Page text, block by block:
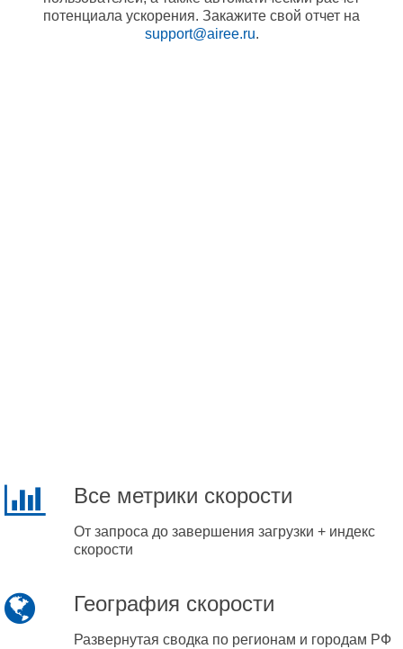
потенциала ускорения. Закажите свой отчет на
support@airee.ru.
Все метрики скорости
От запроса до завершения загрузки + индекс
скорости
География скорости
Развернутая сводка по регионам и городам РФ